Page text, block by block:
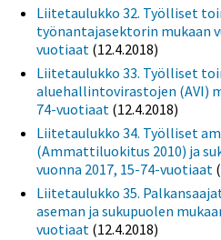
Liitetaulukko 32. Työlliset
työnantajasektorin mukaan
vuotiaat (12.4.2018)
Liitetaulukko 33. Työlliset
aluehallintovirastojen (AVI)
74-vuotiaat (12.4.2018)
Liitetaulukko 34. Työlliset
(Ammattiluokitus 2010) ja
vuonna 2017, 15-74-vuotiaat
Liitetaulukko 35.
aseman ja sukupuolen
vuotiaat (12.4.2018)